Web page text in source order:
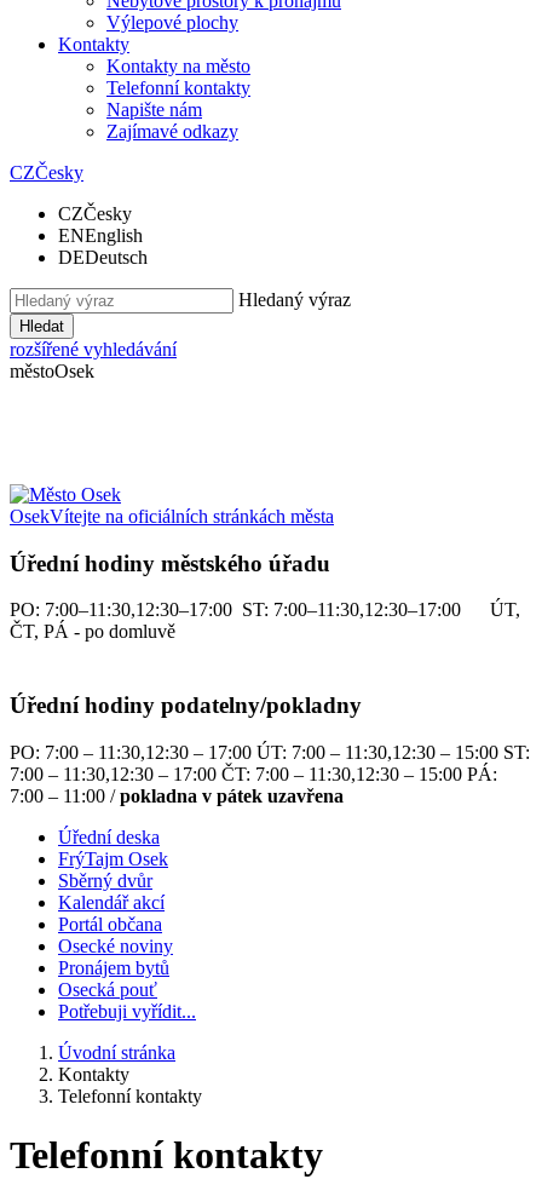
Výlepové plochy
Kontakty
Kontakty na město
Telefonní kontakty
Napište nám
Zajímavé odkazy
CZČesky
CZČesky
ENEnglish
DEDeutsch
Hledaný výraz
Hledat
rozšířené vyhledávání
městoOsek
OsekVítejte na oficiálních stránkách města
Úřední hodiny městského úřadu
PO: 7:00–11:30,12:30–17:00 ST: 7:00–11:30,12:30–17:00 ÚT,
ČT, PÁ - po domluvě
Úřední hodiny podatelny/pokladny
PO: 7:00 – 11:30,12:30 – 17:00 ÚT: 7:00 – 11:30,12:30 – 15:00 ST:
7:00 – 11:30,12:30 – 17:00 ČT: 7:00 – 11:30,12:30 – 15:00 PÁ:
7:00 – 11:00 /pokladna v pátek uzavřena
Úřední deska
FrýTajm Osek
Sběrný dvůr
Kalendář akcí
Portál občana
Osecké noviny
Pronájem bytů
Osecká pouť
Potřebuji vyřídit...
Úvodní stránka
Kontakty
Telefonní kontakty
Telefonní kontakty